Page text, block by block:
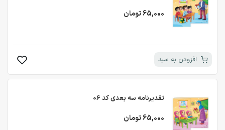
65,000 تومان
افزودن به سبد
تقدیرنامه سه بعدی کد 06
65,000 تومان